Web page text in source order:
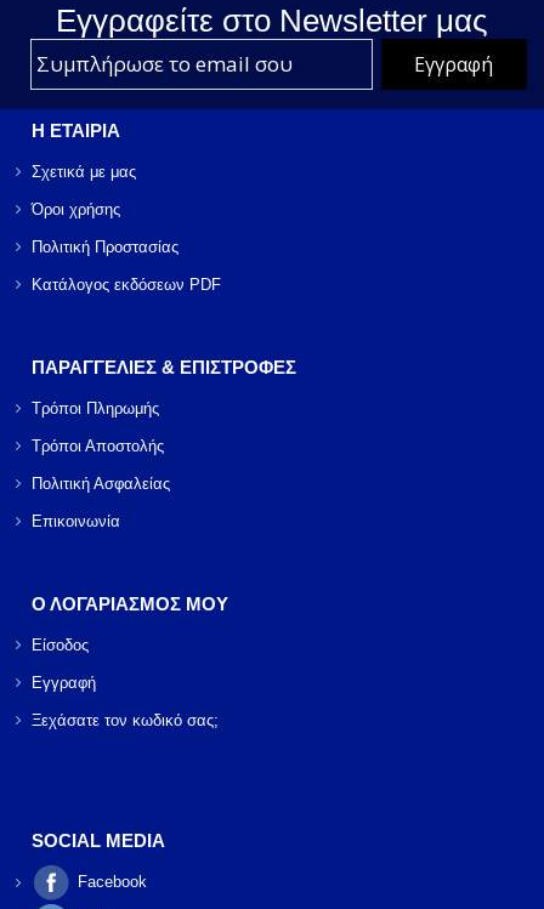
Εγγραφείτε στο Νewsletter μας
Η ΕΤΑΙΡΙΑ
Σχετικά με μας
Όροι χρήσης
Πολιτική Προστασίας
Κατάλογος εκδόσεων PDF
ΠΑΡΑΓΓΕΛΙΕΣ & ΕΠΙΣΤΡΟΦΕΣ
Τρόποι Πληρωμής
Τρόποι Αποστολής
Πολιτική Ασφαλείας
Επικοινωνία
Ο ΛΟΓΑΡΙΑΣΜΟΣ ΜΟΥ
Είσοδος
Εγγραφή
Ξεχάσατε τον κωδικό σας;
SOCIAL MEDIA
Facebook